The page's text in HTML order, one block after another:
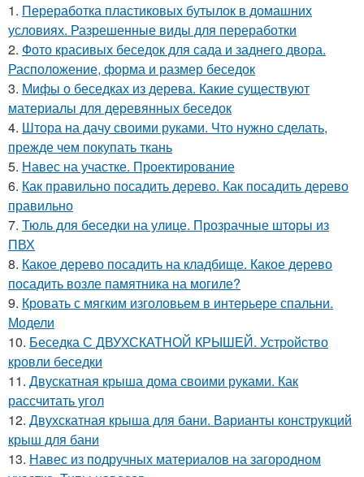
1. Переработка пластиковых бутылок в домашних
условиях. Разрешенные виды для переработки
2. Фото красивых беседок для сада и заднего двора.
Расположение, форма и размер беседок
3. Мифы о беседках из дерева. Какие существуют
материалы для деревянных беседок
4. Штора на дачу своими руками. Что нужно сделать,
прежде чем покупать ткань
5. Навес на участке. Проектирование
6. Как правильно посадить дерево. Как посадить дерево
правильно
7. Тюль для беседки на улице. Прозрачные шторы из
ПВХ
8. Какое дерево посадить на кладбище. Какое дерево
посадить возле памятника на могиле?
9. Кровать с мягким изголовьем в интерьере спальни.
Модели
10. Беседка С ДВУХСКАТНОЙ КРЫШЕЙ. Устройство
кровли беседки
11. Двускатная крыша дома своими руками. Как
рассчитать угол
12. Двухскатная крыша для бани. Варианты конструкций
крыш для бани
13. Навес из подручных материалов на загородном